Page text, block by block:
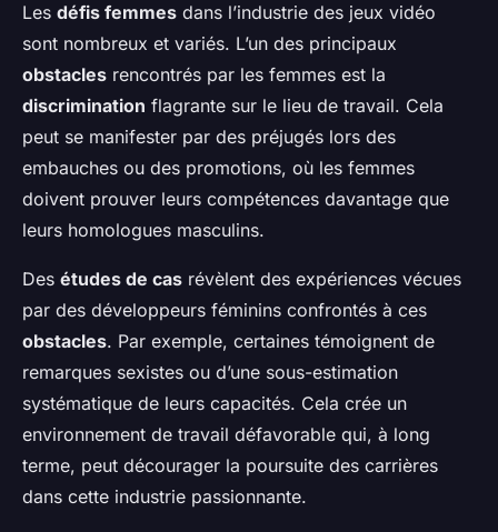
Les défis femmes dans l’industrie des jeux vidéo
sont nombreux et variés. L’un des principaux
obstacles rencontrés par les femmes est la
discrimination flagrante sur le lieu de travail. Cela
peut se manifester par des préjugés lors des
embauches ou des promotions, où les femmes
doivent prouver leurs compétences davantage que
leurs homologues masculins.
Des études de cas révèlent des expériences vécues
par des développeurs féminins confrontés à ces
obstacles. Par exemple, certaines témoignent de
remarques sexistes ou d’une sous-estimation
systématique de leurs capacités. Cela crée un
environnement de travail défavorable qui, à long
terme, peut décourager la poursuite des carrières
dans cette industrie passionnante.